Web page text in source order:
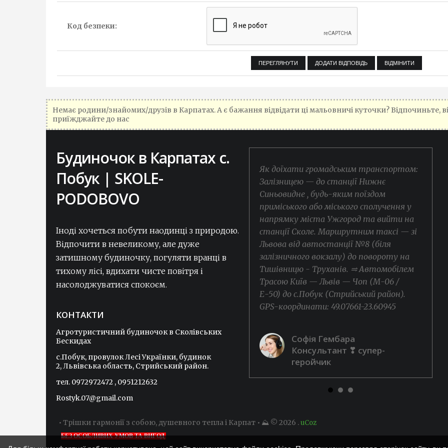
Код безпеки:
Немає родини/знайомих/друзів в Карпатах. А є бажання відвідати ці мальовничі куточки? Відпочиньте,
приїжджайте до нас
Будиночок в Карпатах с.
Побук | SKOLE-
PODOBOVO
Іноді хочеться побути наодинці з природою.
Відпочити в невеликому, але дуже
затишному будиночку, погуляти вранці в
тихому лісі, вдихати чисте повітря і
насолоджуватися спокоєм.
КОНТАКТИ
Агротуристичний будиночок в Сколівських
Бескидах
c.Побук, провулок Лесі Українки, будинок
2, Львівська область, Стрийський район.
тел. 0972972472 , 0951212632
Rostyk.07@gmail.com
Наші переваги: Низька ціна! ☆ Дітки
безплатно ☆ Послуга з перших рук ☆
(економите гроші та отримуєте
багато плюсів) ☆ Економія часу: ✓ Вам
пошуку житла, телефонуєте по номеру
який вказаний в шапці сайту! ☎ ✗
Мінуси: Дорога, в жахливому стані до с.
Побук ⟺ Немає умов!!! (туалету
всередині та ванної кімнати). ⤍
Консультант ❣ супер-
геройчик
Як доїхати громадським транспортом:
Залізницею — до станції Нижнє
Синьовидне , будь-яким поїздом
приміського або міського сполучення у
напрямку міста Ужгород та вийти на
станції Сколе. Маршрутним таксі — зі
Львова від автостанції №8 (біля
залізничного вокзалу) до повороту на
Тишівницю - Труханів. ⥤ Автомобілем
Трасою Київ — Львів — Чоп (М-06 /
Е-50) до с.Побук (Стрийський район).
GPS-координати: 49.07661-23.60945
Софія Гембара
Консультант ❣ супер-
геройчик
• Трішки гармонії з собою, душевного тепла і Карпат • ⛰ © 2026 .uCoz
БЕЗ ОСОБЛИВИХ УМОВ ТА ВИГОД